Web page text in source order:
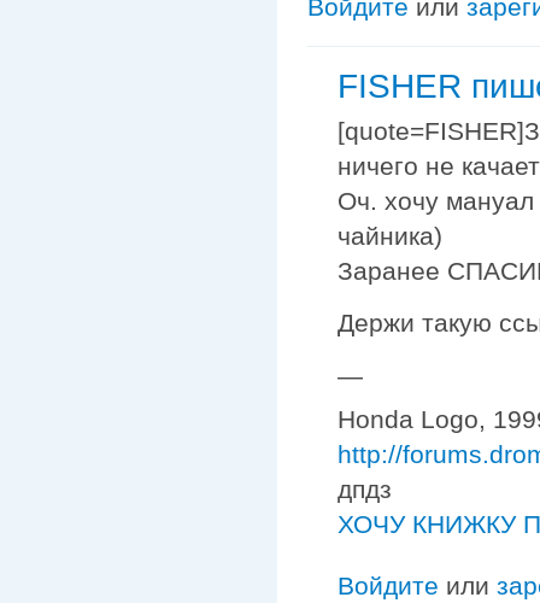
Войдите или
FISHER
ничего не
Оч. хочу
чайника)
Заранее
Держи такую
—
Honda Logo,
http://
дпдз
ХОЧУ КНИЖКУ
Войдите или